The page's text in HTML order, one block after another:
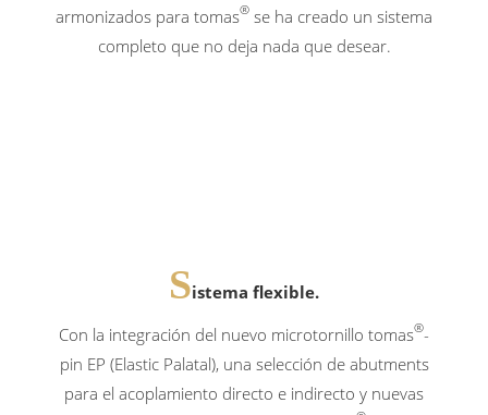
armonizados para tomas® se ha creado un sistema
completo que no deja nada que desear.
Sistema flexible.
Con la integración del nuevo microtornillo tomas®-
pin EP (Elastic Palatal), una selección de abutments
para el acoplamiento directo e indirecto y nuevas